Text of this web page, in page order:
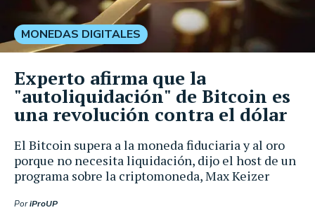
El Bitcoin supera a la moneda fiduciaria y al oro
porque no necesita liquidación, dijo el host de un
programa sobre la criptomoneda, Max Keizer
PoriProUP
MONEDAS DIGITALES
Experto afirma que la
"autoliquidación" de Bitcoin es
una revolución contra el dólar